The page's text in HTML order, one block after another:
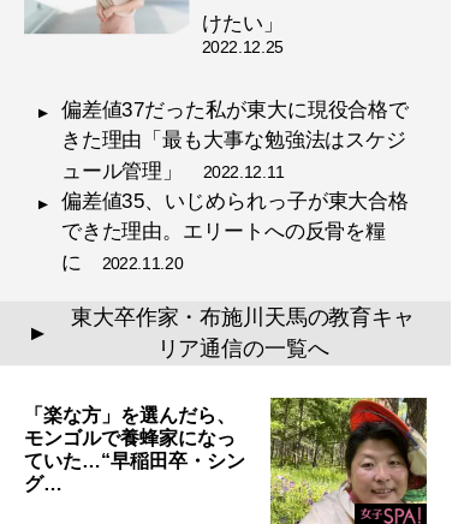
記事一覧へ
けたい」
2022.12.25
偏差値37だった私が東大に現役合格で
きた理由「最も大事な勉強法はスケジ
ュール管理」 2022.12.11
偏差値35、いじめられっ子が東大合格
できた理由。エリートへの反骨を糧
に
2022.11.20
▲
東大卒作家・布施川天馬の教育キャ
リア通信の一覧へ
「楽な方」を選んだら、
モンゴルで養蜂家になっ
ていた…“早稲田卒・シン
グ…